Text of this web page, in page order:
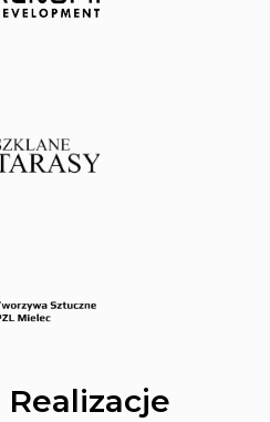
Realizacje